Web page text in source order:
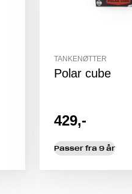
TANKENØTTER
Polar cube
429,-
Passer fra 9 år